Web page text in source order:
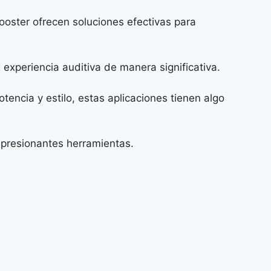
ofrecen soluciones efectivas para
auditiva de manera significativa.
y estilo, estas aplicaciones tienen algo
herramientas.